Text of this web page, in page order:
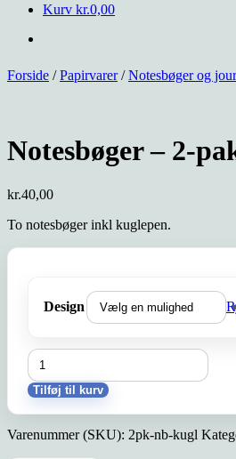
Kurv kr.0,00
Forside /Papirvarer/Notesbøger og
Notesbøger – 2-
kr.40,00
To notesbøger inkl kuglepen.
Design
Notesbøger
-
2-
m.
kuglepen
Tilføj til kurv
Varenummer (SKU): 2pk-nb-kugl